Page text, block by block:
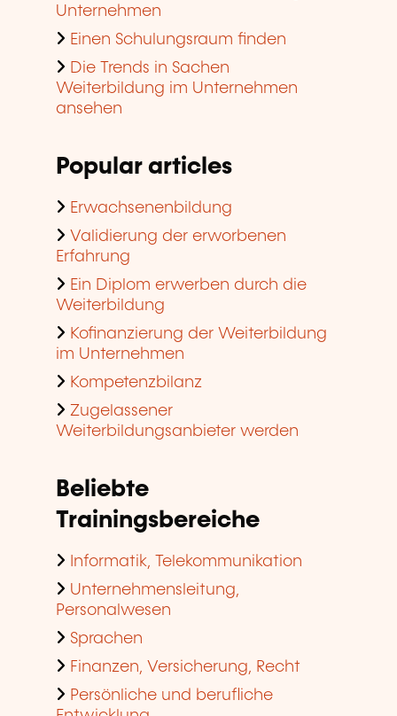
Unternehmen
Einen Schulungsraum finden
Die Trends in Sachen
Weiterbildung im Unternehmen
ansehen
Popular articles
Erwachsenenbildung
Validierung der erworbenen
Erfahrung
Ein Diplom erwerben durch die
Weiterbildung
Kofinanzierung der Weiterbildung
im Unternehmen
Kompetenzbilanz
Zugelassener
Weiterbildungsanbieter werden
Beliebte
Trainingsbereiche
Informatik, Telekommunikation
Unternehmensleitung,
Personalwesen
Sprachen
Finanzen, Versicherung, Recht
Persönliche und berufliche